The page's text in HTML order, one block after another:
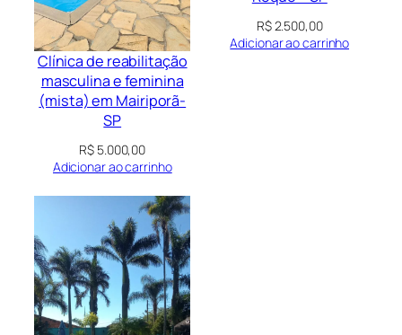
Clínica de reabilitação
masculina e feminina
(mista) em Mairiporã-
SP
R$ 5.000,00
Adicionar ao carrinho
R$2.500,00
Adicionar ao carrinho